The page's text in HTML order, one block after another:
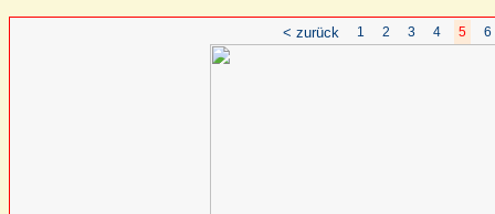
< zurück 1 2 3 4 5 6